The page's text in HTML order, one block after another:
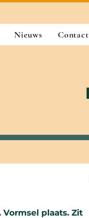
Nieuws Contact
plaats. Zit